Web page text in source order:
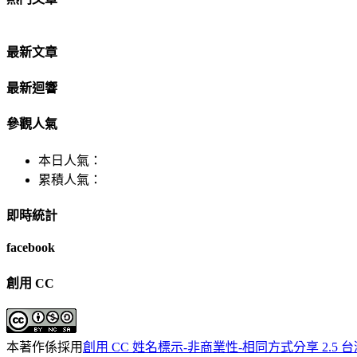
最新文章
最新迴響
參觀人氣
本日人氣：
累積人氣：
即時統計
facebook
創用 CC
本著作係採用創用 CC 姓名標示-非商業性-相同方式分享 2.5